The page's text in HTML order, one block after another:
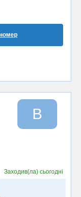
B
Заходив(ла)сьогодні